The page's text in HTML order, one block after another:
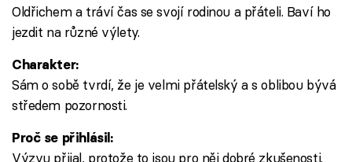
Oldřichem a tráví čas se svojí rodinou a přáteli. Baví ho
jezdit na různé výlety.
Charakter:
Sám o sobě tvrdí, že je velmi přátelský a s oblibou bývá
středem pozornosti.
Proč se přihlásil:
Výzvu přijal, protože to jsou pro něj dobré zkušenosti.